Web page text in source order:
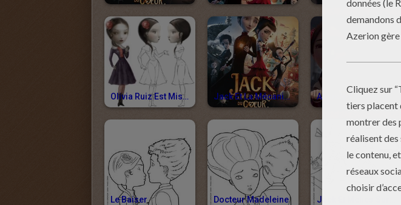
Olivia Ruiz Est Miss Acacia Jack Et La Mécanique Du Coeur
Le Baiser Docteur Madeleine